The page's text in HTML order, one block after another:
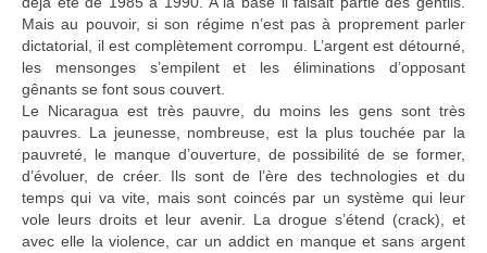
Mais au pouvoir, si son régime n’est pas à proprement parler
dictatorial, il est complètement corrompu. L’argent est détourné,
les mensonges s’empilent et les éliminations d’opposant
gênants se font sous couvert.
Le Nicaragua est très pauvre, du moins les gens sont très
pauvres. La jeunesse, nombreuse, est la plus touchée par la
pauvreté, le manque d’ouverture, de possibilité de se former,
d’évoluer, de créer. Ils sont de l’ère des technologies et du
temps qui va vite, mais sont coincés par un système qui leur
vole leurs droits et leur avenir. La drogue s’étend (crack), et
avec elle la violence, car un addict en manque et sans argent